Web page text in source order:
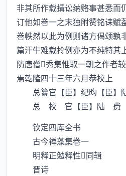
非其所作载搆讼纳赂事甚悉而
订他如巻一之末独附赞铭诔赋
巻帙然以此为例则诸方偈颂孰
篇汗牛难载扵例亦为不纯特其
防唐僧秀集惟取一朝之作者
焉乾隆四十三年六月恭校上
总纂官【臣】纪昀【臣】
总 校 官【臣】陆 费
钦定四库全书
古今禅藻集巻一
明释正勉释性同辑
晋诗